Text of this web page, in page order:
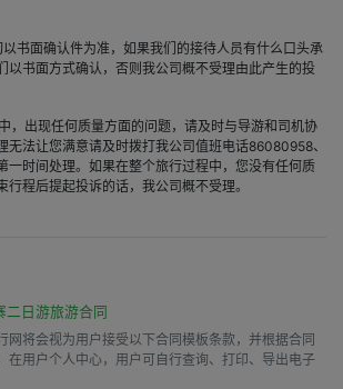
书面确认件为准，如果我们的接待人员有什么口头承
以书面方式确认，否则我公司概不受理由此产生的投
，出现任何质量方面的问题，请及时与导游和司机协
无法让您满意请及时拨打我公司值班电话86080958、
时间处理。如果在整个旅行过程中，您没有任何质
程后提起投诉的话，我公司概不受理。
二日游旅游合同
网将会视为用户接受以下合同模板条款，并根据合同
在用户个人中心，用户可自行查询、打印、导出电子